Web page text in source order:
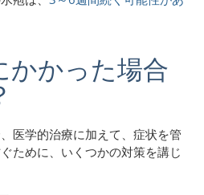
かかった場合
医学的治療に加えて、症状を管
ために、いくつかの対策を講じ